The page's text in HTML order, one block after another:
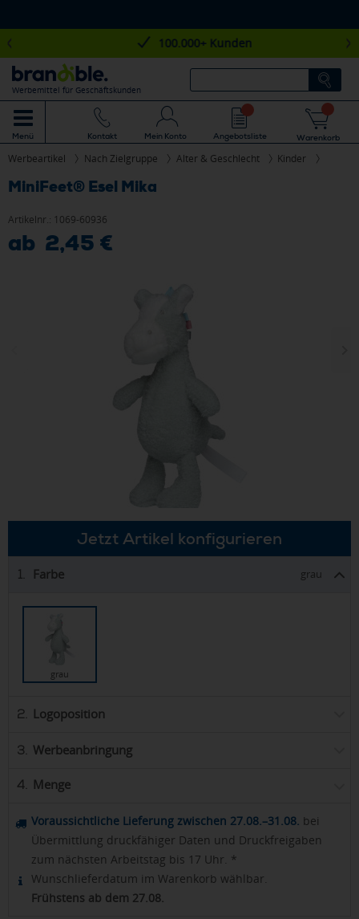
100.000+ Kunden
Werbemittel für Geschäftskunden
Menü Kontakt Mein Konto Angebotsliste Warenkorb
Werbeartikel Nach Zielgruppe Alter & Geschlecht Kinder
MiniFeet® Esel Mika
Artikelnr.: 1069-60936
ab 2,45 €
Jetzt Artikel konfigurieren
1. Farbe grau
grau
2. Logoposition
3. Werbeanbringung
4. Menge
Voraussichtliche Lieferung zwischen 27.08.–31.08. bei
Übermittlung druckfähiger Daten und Druckfreigaben
zum nächsten Arbeitstag bis 17 Uhr. *
Wunschlieferdatum im Warenkorb wählbar.
Frühstens ab dem 27.08.